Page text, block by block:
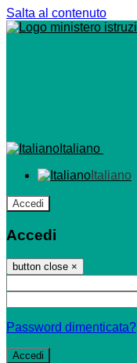
Salta al contenuto
Italiano
Italiano
Accedi
Accedi
button close ×
Password dimenticata?